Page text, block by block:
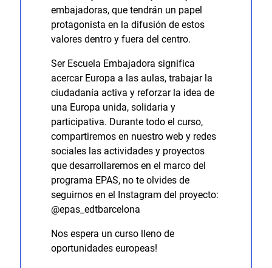
embajadoras, que tendrán un papel
protagonista en la difusión de estos
valores dentro y fuera del centro.
Ser Escuela Embajadora significa
acercar Europa a las aulas, trabajar la
ciudadanía activa y reforzar la idea de
una Europa unida, solidaria y
participativa. Durante todo el curso,
compartiremos en nuestro web y redes
sociales las actividades y proyectos
que desarrollaremos en el marco del
programa EPAS, no te olvides de
seguirnos en el Instagram del proyecto:
@epas_edtbarcelona
Nos espera un curso lleno de
oportunidades europeas!